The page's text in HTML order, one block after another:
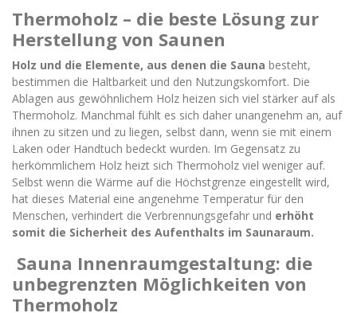
Thermoholz – die beste Lösung zur
Herstellung von Saunen
Holz und die Elemente, aus denen die Sauna besteht,
bestimmen die Haltbarkeit und den Nutzungskomfort. Die
Ablagen aus gewöhnlichem Holz heizen sich viel stärker auf als
Thermoholz. Manchmal fühlt es sich daher unangenehm an, auf
ihnen zu sitzen und zu liegen, selbst dann, wenn sie mit einem
Laken oder Handtuch bedeckt wurden. Im Gegensatz zu
herkömmlichem Holz heizt sich Thermoholz viel weniger auf.
Selbst wenn die Wärme auf die Höchstgrenze eingestellt wird,
hat dieses Material eine angenehme Temperatur für den
Menschen, verhindert die Verbrennungsgefahr und erhöht
somit die Sicherheit des Aufenthalts im Saunaraum.
Sauna Innenraumgestaltung: die
unbegrenzten Möglichkeiten von
Thermoholz